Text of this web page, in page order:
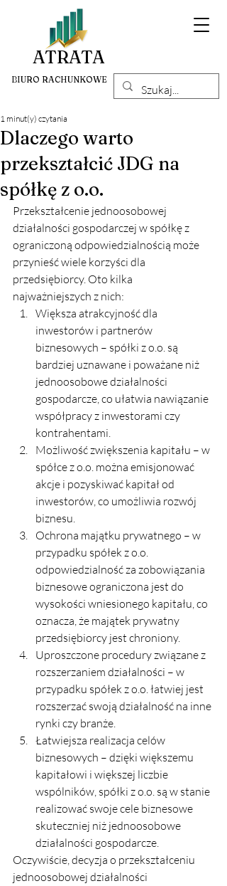
ATRATA
BIURO RACHUNKOWE
Dlaczego warto
przekształcić JDG na
spółkę z o.o.
1 minut(y) czytania
Przekształcenie jednoosobowej
działalności gospodarczej w spółkę z
ograniczoną odpowiedzialnością może
przynieść wiele korzyści dla
przedsiębiorcy. Oto kilka
najważniejszych z nich:
Większa atrakcyjność dla
inwestorów i partnerów
biznesowych – spółki z o.o. są
bardziej uznawane i poważane niż
jednoosobowe działalności
gospodarcze, co ułatwia nawiązanie
współpracy z inwestorami czy
kontrahentami.
Możliwość zwiększenia kapitału – w
spółce z o.o. można emisjonować
akcje i pozyskiwać kapitał od
inwestorów, co umożliwia rozwój
biznesu.
Ochrona majątku prywatnego – w
przypadku spółek z o.o.
odpowiedzialność za zobowiązania
biznesowe ograniczona jest do
wysokości wniesionego kapitału, co
oznacza, że majątek prywatny
przedsiębiorcy jest chroniony.
Uproszczone procedury związane z
rozszerzaniem działalności – w
przypadku spółek z o.o. łatwiej jest
rozszerzać swoją działalność na inne
rynki czy branże.
Łatwiejsza realizacja celów
biznesowych – dzięki większemu
kapitałowi i większej liczbie
wspólników, spółki z o.o. są w stanie
realizować swoje cele biznesowe
skuteczniej niż jednoosobowe
działalności gospodarcze.
Oczywiście, decyzja o przekształceniu
jednoosobowej działalności